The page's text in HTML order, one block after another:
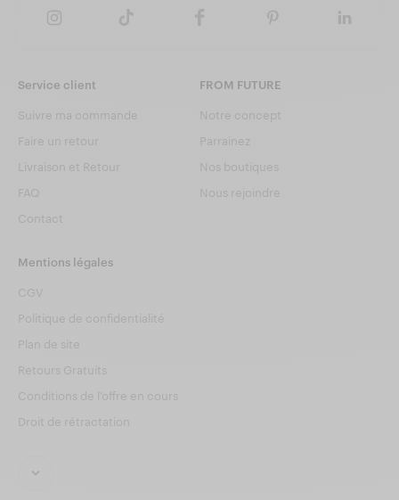
Service client
Suivre ma commande
Faire un retour
Livraison et Retour
FAQ
Contact
FROM FUTURE
Notre concept
Parrainez
Nos boutiques
Nous rejoindre
Mentions légales
CGV
Politique de confidentialité
Plan de site
Retours Gratuits
Conditions de l'offre en cours
Droit de rétractation